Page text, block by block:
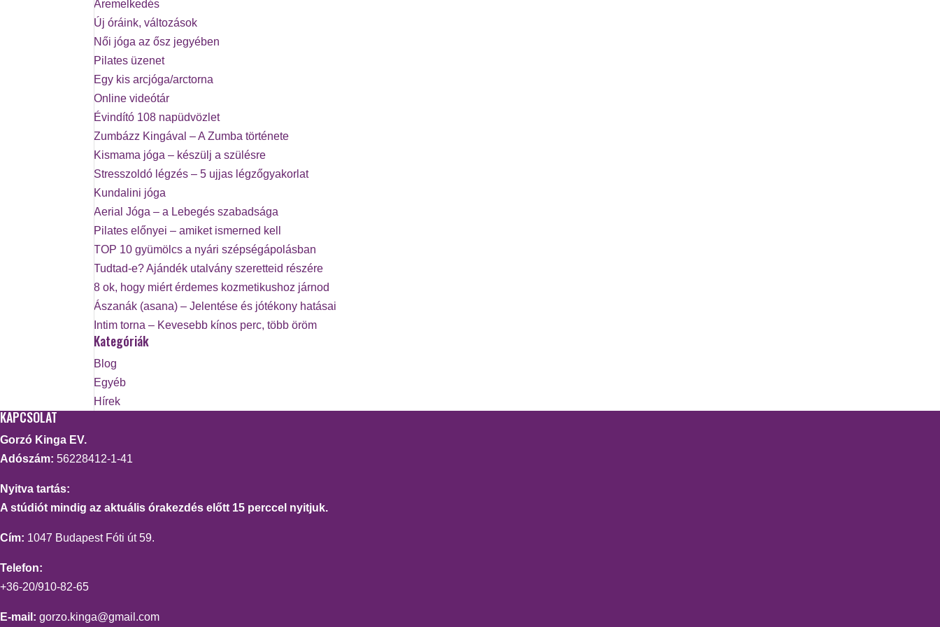
Áremelkedés
Új óráink, változások
Női jóga az ősz jegyében
Pilates üzenet
Egy kis arcjóga/arctorna
Online videótár
Évindító 108 napüdvözlet
Zumbázz Kingával – A Zumba története
Kismama jóga – készülj a szülésre
Stresszoldó légzés – 5 ujjas légzőgyakorlat
Kundalini jóga
Aerial Jóga – a Lebegés szabadsága
Pilates előnyei – amiket ismerned kell
TOP 10 gyümölcs a nyári szépségápolásban
Tudtad-e? Ajándék utalvány szeretteid részére
8 ok, hogy miért érdemes kozmetikushoz járnod
Ászanák (asana) – Jelentése és jótékony hatásai
Intim torna – Kevesebb kínos perc, több öröm
Kategóriák
Blog
Egyéb
Hírek
KAPCSOLAT
Gorzó Kinga EV.
Adószám: 56228412-1-41
Nyitva tartás:
A stúdiót mindig az aktuális órakezdés előtt 15 perccel nyitjuk.
Cím: 1047 Budapest Fóti út 59.
Telefon:
+36-20/910-82-65
E-mail: gorzo.kinga@gmail.com